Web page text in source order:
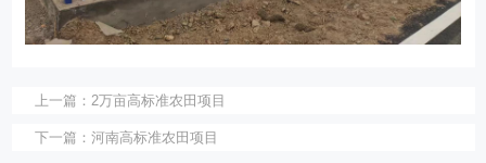
上一篇： 2万亩高标准农田项目
下一篇： 河南高标准农田项目